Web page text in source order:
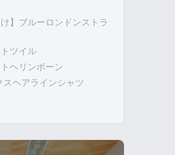
】ブルーロンドンストラ
ツイル
ヘリンボーン
ヘアラインシャツ